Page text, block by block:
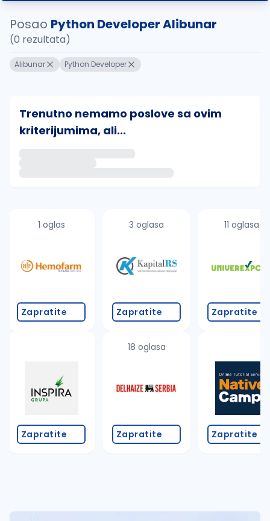
Posao Python Developer Alibunar
(0 rezultata)
Alibunar Python Developer
Trenutno nemamo poslove sa ovim
kriterijumima, ali...
proverite pravopisne greške (koristite č, ć, š, đ,
promenite odabrane filtere pretrage
1 oglas
Zapratite
Zapratite
3 oglasa
Zapratite
18 oglasa
Zapratite
11 oglasa
Zapratite
Zapratite